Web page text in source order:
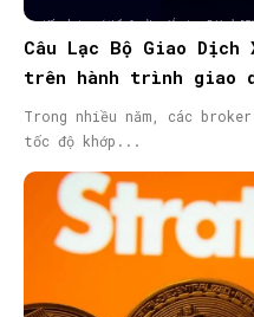
Câu Lạc Bộ Giao
trên hành trình giao
Trong nhiều năm, các
tốc độ khớp...